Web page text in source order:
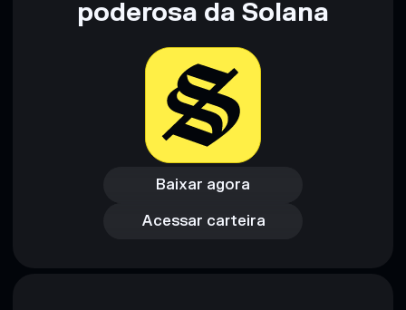
poderosa da Solana
Baixar agora
Baixar agora
Acessar carteira
Acessar carteira